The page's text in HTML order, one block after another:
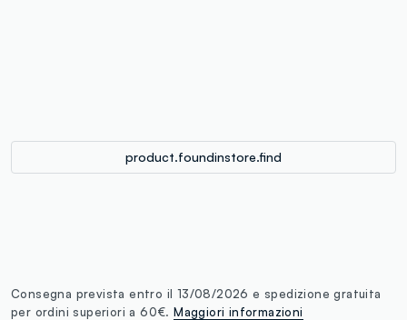
product.foundinstore.find
Consegna prevista entro il 13/08/2026 e spedizione gratuita
per ordini superiori a 60€.Maggiori informazioni